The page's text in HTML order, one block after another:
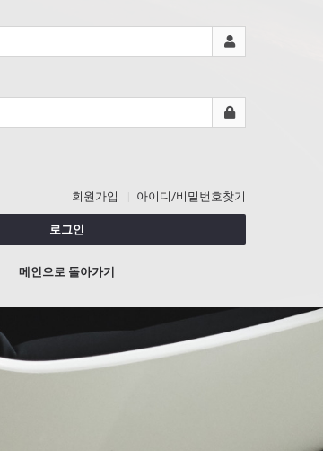
회원가입 아이디/비밀번호찾기
로그인
메인으로 돌아가기